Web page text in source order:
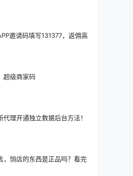
邀请码填写131377，返佣高
超级商家码
代理开通独立数据后台方法！
，饷店的东西是正品吗？看完